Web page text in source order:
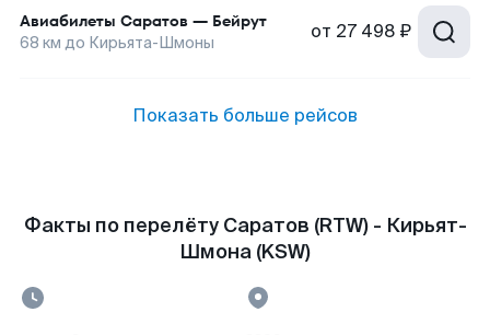
Авиабилеты Саратов — Бейрут
68 км до Кирьята-Шмоны от 27 498 ₽
Показать больше рейсов
Факты по перелёту Саратов (RTW) - Кирьят-
Шмона (KSW)